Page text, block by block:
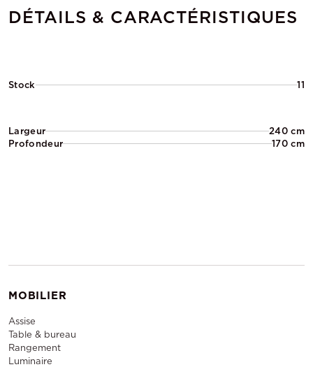
DÉTAILS & CARACTÉRISTIQUES
Stock 11
Largeur
240 cm
Profondeur
170 cm
MOBILIER
Assise
Table & bureau
Rangement
Luminaire